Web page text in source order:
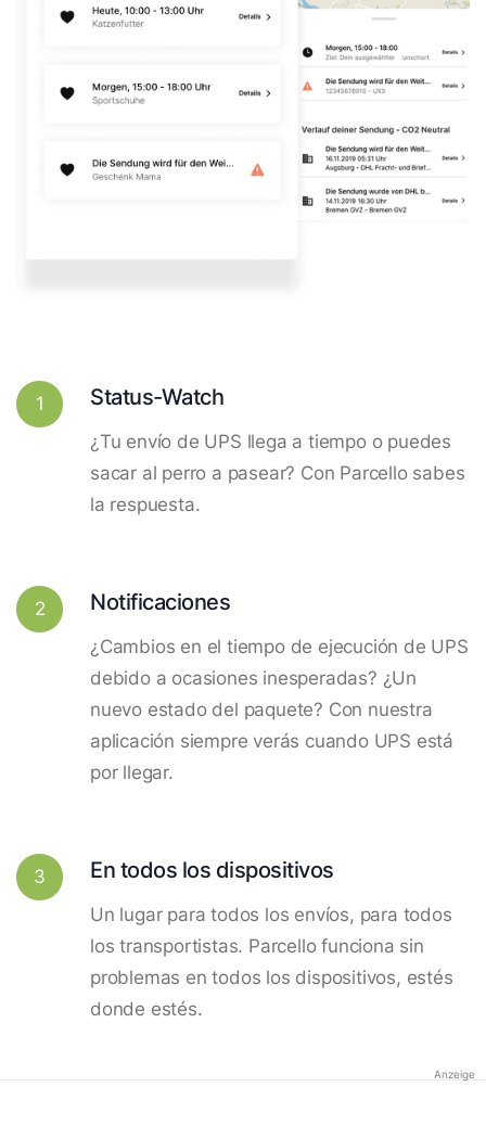
1 Status-Watch
¿Tu envío de UPS llega a tiempo o puedes
sacar al perro a pasear? Con Parcello sabes
la respuesta.
2 Notificaciones
¿Cambios en el tiempo de ejecución de UPS
debido a ocasiones inesperadas? ¿Un
nuevo estado del paquete? Con nuestra
aplicación siempre verás cuando UPS está
por llegar.
3 En todos los dispositivos
Un lugar para todos los envíos, para todos
los transportistas. Parcello funciona sin
problemas en todos los dispositivos, estés
donde estés.
Anzeige